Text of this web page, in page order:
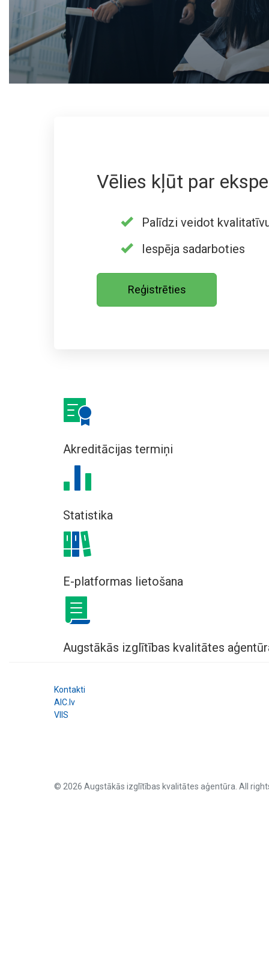
Vēlies kļūt par
Palīdzi veidot
Iespēja sadarboties
Reģistrēties
Akreditācijas termiņi
Statistika
E-platformas lietošana
Augstākās izglītības kvalitātes
Kontakti
AIC.lv
VIIS
© 2026 Augstākās izglītības kvalitātes aģentūra. All